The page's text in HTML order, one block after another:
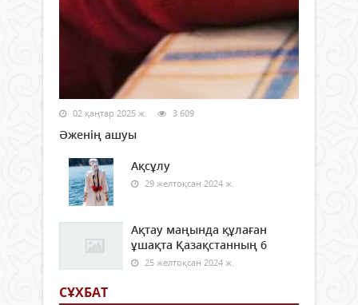
02 қаңтар 2025 ж. 3 609
Әженің ашуы
Ақсұлу
29 желтоқсан 2024 ж.
Ақтау маңында құлаған
ұшақта Қазақстанның 6
25 желтоқсан 2024 ж.
СҰХБАТ